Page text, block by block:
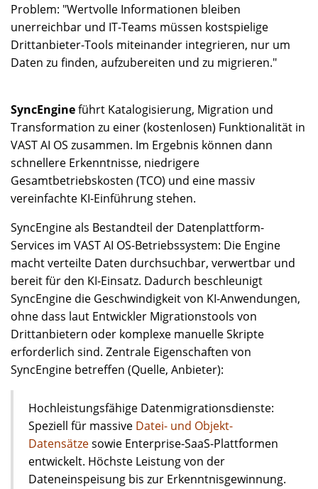
Problem: "Wertvolle Informationen bleiben
unerreichbar und IT-Teams müssen kostspielige
Drittanbieter-Tools miteinander integrieren, nur um
Daten zu finden, aufzubereiten und zu migrieren."
SyncEngineführt Katalogisierung, Migration und
Transformation zu einer (kostenlosen) Funktionalität in
VAST AI OS zusammen. Im Ergebnis können dann
schnellere Erkenntnisse, niedrigere
Gesamtbetriebskosten (TCO) und eine massiv
vereinfachte KI-Einführung stehen.
SyncEngine als Bestandteil der Datenplattform-
Services im VAST AI OS-Betriebssystem: Die Engine
macht verteilte Daten durchsuchbar, verwertbar und
bereit für den KI-Einsatz. Dadurch beschleunigt
SyncEngine die Geschwindigkeit von KI-Anwendungen,
ohne dass laut Entwickler Migrationstools von
Drittanbietern oder komplexe manuelle Skripte
erforderlich sind. Zentrale Eigenschaften von
SyncEngine betreffen (Quelle, Anbieter):
Hochleistungsfähige Datenmigrationsdienste:
Speziell für massive Datei- und Objekt-
Datensätzesowie Enterprise-SaaS-Plattformen
entwickelt. Höchste Leistung von der
Dateneinspeisung bis zur Erkenntnisgewinnung.